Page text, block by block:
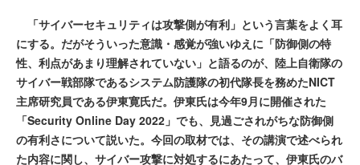
「サイバーセキュリティは攻撃側が有利」という言葉をよく耳
にする。だがそういった意識・感覚が強いゆえに「防御側の特
性、利点があまり理解されていない」と語るのが、陸上自衛隊の
サイバー戦部隊であるシステム防護隊の初代隊長を務めたNICT
主席研究員である伊東寛氏だ。伊東氏は今年9月に開催された
「Security Online Day 2022」でも、見過ごされがちな防御側
の有利さについて説いた。今回の取材では、その講演で述べられ
た内容に関し、サイバー攻撃に対処するにあたって、伊東氏のバ